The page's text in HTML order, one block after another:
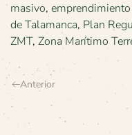
masivo,
de Talamanca, Plan
ZMT, Zona Marítimo
Anterior